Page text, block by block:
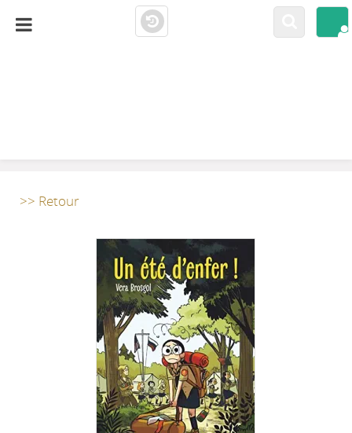
>> Retour